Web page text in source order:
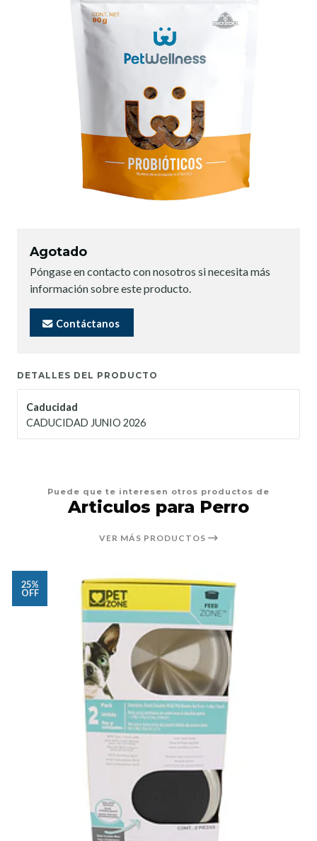
Agotado
Póngase en contacto con nosotros si necesita más
información sobre este producto.
Contáctanos
DETALLES DEL PRODUCTO
Caducidad
CADUCIDAD JUNIO 2026
Puede que te interesen otros productos de
Articulos para Perro
VER MÁS PRODUCTOS
25%
OFF